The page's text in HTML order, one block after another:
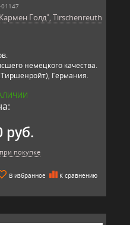
Голд", Tirschenreuth
немецкого качества.
Германия.
руб.
покупке
В избранное К сравнению